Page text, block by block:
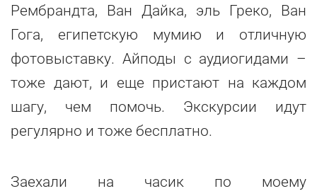
Рембрандта, Ван Дайка, эль Греко, Ван
Гога, египетскую мумию и отличную
фотовыставку. Айподы с аудиогидами –
тоже дают, и еще пристают на каждом
шагу, чем помочь. Экскурсии идут
регулярно и тоже бесплатно.
Заехали на часик по моему